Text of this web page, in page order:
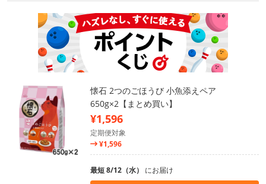
懐石 2つのごほうび 小魚添えペア
650g×2【まとめ買い】
¥1,596
定期便対象
¥1,596
最短 8/12（水） にお届け